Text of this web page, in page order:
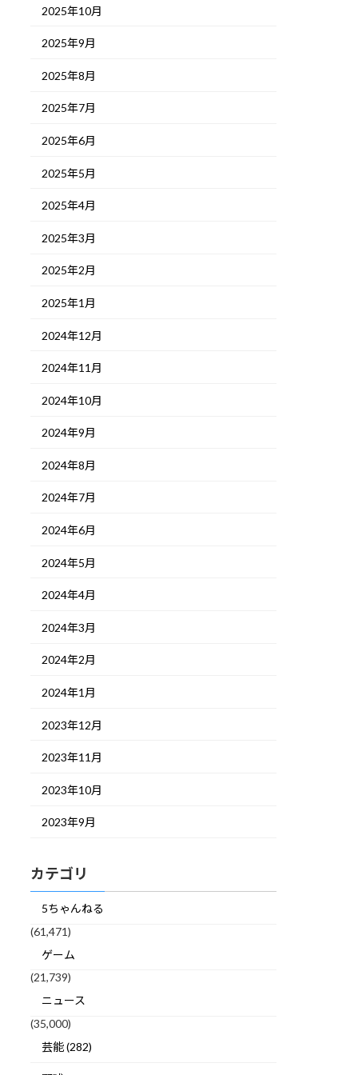
2025年10月
2025年9月
2025年8月
2025年7月
2025年6月
2025年5月
2025年4月
2025年3月
2025年2月
2025年1月
2024年12月
2024年11月
2024年10月
2024年9月
2024年8月
2024年7月
2024年6月
2024年5月
2024年4月
2024年3月
2024年2月
2024年1月
2023年12月
2023年11月
2023年10月
2023年9月
カテゴリ
5ちゃんねる
(61,471)
ゲーム
(21,739)
ニュース
(35,000)
芸能 (282)